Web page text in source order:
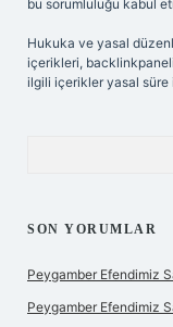
bu sorumluluğu kabul
Hukuka ve yasal
içerikleri,
ilgili içerikler yasal süre
SON YORUMLAR
Peygamber Efendimiz
Peygamber Efendimiz